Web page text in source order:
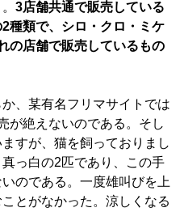
3店舗共通で販売している
種類で、シロ・クロ・ミケ
の店舗で販売しているもの
、某有名フリマサイトでは
が絶えないのである。そし
すが、猫を飼っておりまし
っ白の2匹であり、この手
のである。一度雄叫びを上
とがなかった。涼しくなる